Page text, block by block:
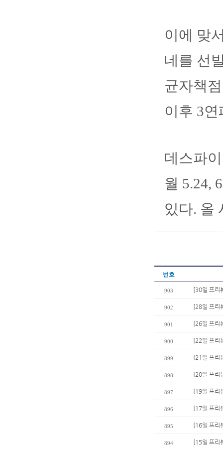
이에 맞
네를 선
균자책
이후 3
데스파
월 5.24,
있다. 올
번호
903 [30일 프리
902 [28일 프리
901 [26일 프리
900 [22일 프리
899 [21일 프리
898 [20일 프리
897 [19일 프리
896 [17일 프리
895 [16일 프리
894 [15일 프리